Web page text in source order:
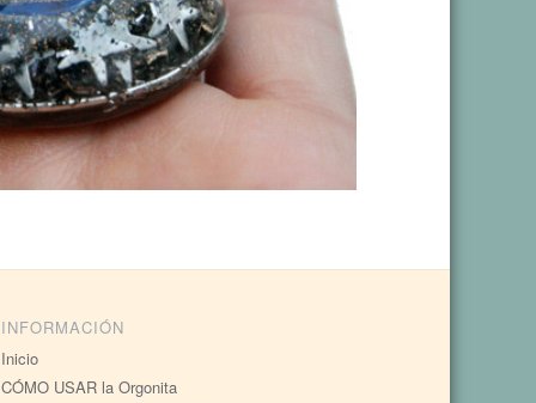
INFORMACIÓN
Inicio
CÓMO USAR la Orgonita